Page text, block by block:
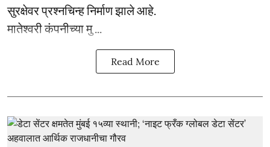
सुरक्षेवर प्रश्नचिन्ह निर्माण झाले आहे.
मातेश्वरी कंपनीच्या मु ...
Read More